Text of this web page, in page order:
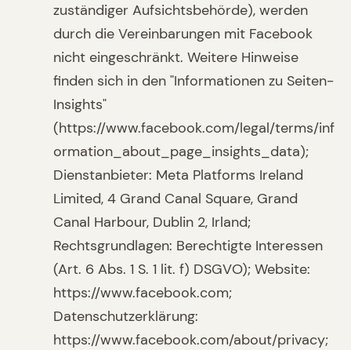
zuständiger Aufsichtsbehörde), werden
durch die Vereinbarungen mit Facebook
nicht eingeschränkt. Weitere Hinweise
finden sich in den "Informationen zu Seiten-
Insights"
(https://www.facebook.com/legal/terms/inf
ormation_about_page_insights_data);
Dienstanbieter: Meta Platforms Ireland
Limited, 4 Grand Canal Square, Grand
Canal Harbour, Dublin 2, Irland;
Rechtsgrundlagen: Berechtigte Interessen
(Art. 6 Abs. 1 S. 1 lit. f) DSGVO); Website:
https://www.facebook.com;
Datenschutzerklärung:
https://www.facebook.com/about/privacy;